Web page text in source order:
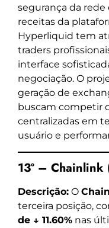
segurança da
receitas da
Hyperliquid tem
traders
interface
negociação. O
geração de
buscam competir
centralizadas em
usuário e
13º –
Descrição: O
terceira posição,
de ↓ 11.60% nas